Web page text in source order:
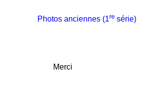
Photos anciennes (1re série)